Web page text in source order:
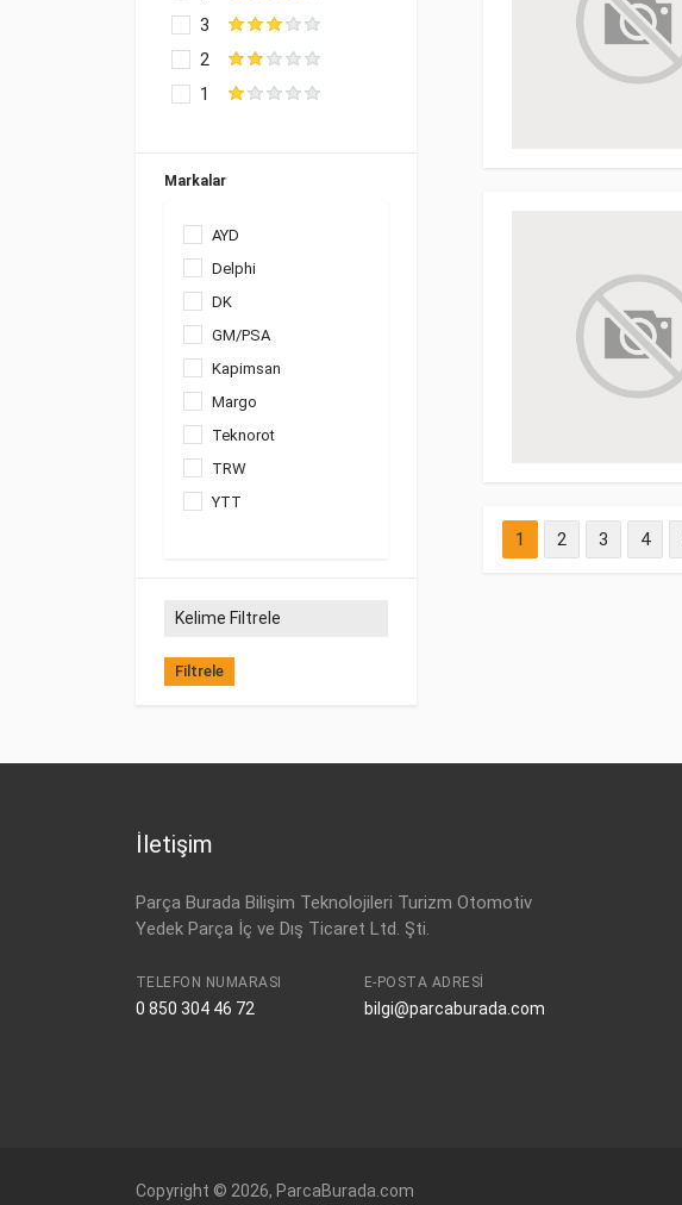
3
2
1
Markalar
AYD
Delphi
DK
GM/PSA
Kapimsan
Margo
Teknorot
TRW
YTT
Filtrele
1 2 3 4
İletişim
Parça Burada Bilişim Teknolojileri Turizm Otomotiv
Yedek Parça İç ve Dış Ticaret Ltd. Şti.
TELEFON NUMARASI
0 850 304 46 72
E-POSTA ADRESI
bilgi@parcaburada.com
Copyright © 2026, ParcaBurada.com